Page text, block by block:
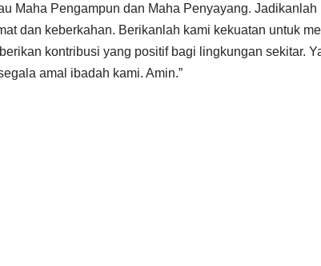
Maha Pengampun dan Maha Penyayang.
dan keberkahan. Berikanlah kami kekuatan untuk
kontribusi yang positif bagi lingkungan sekitar.
amal ibadah kami. Amin.”